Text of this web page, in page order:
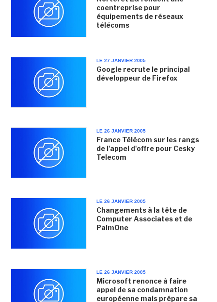
coentreprise pour
équipements de réseaux
télécoms
LE 27 JANVIER 2005
Google recrute le principal
développeur de Firefox
LE 26 JANVIER 2005
France Télécom sur les rangs
de l'appel d'offre pour Cesky
Telecom
LE 26 JANVIER 2005
Changements à la tête de
Computer Associates et de
PalmOne
LE 26 JANVIER 2005
Microsoft renonce à faire
appel de sa condamnation
européenne mais prépare sa